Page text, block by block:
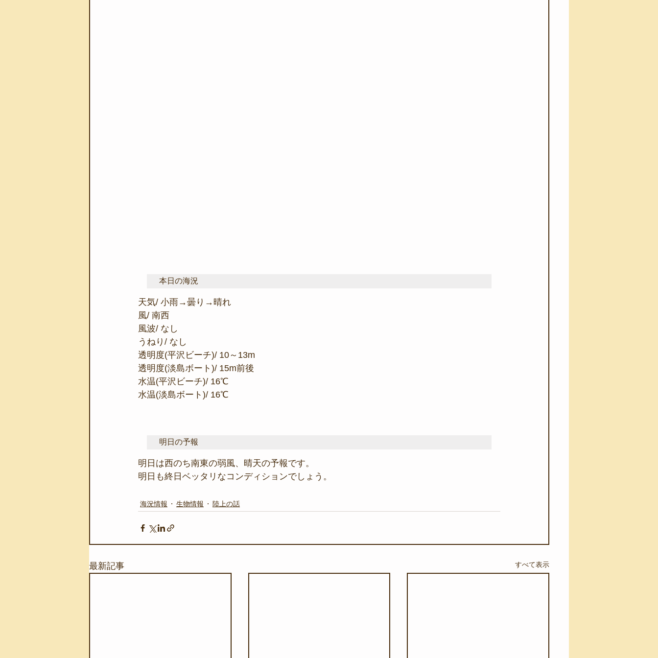
本日の海況
天気/ 小雨→曇り→晴れ
風/ 南西
風波/ なし
うねり/ なし
透明度(平沢ビーチ)/ 10～13m
透明度(淡島ボート)/ 15m前後
水温(平沢ビーチ)/ 16℃
水温(淡島ボート)/ 16℃
明日の予報
明日は西のち南東の弱風、晴天の予報です。
明日も終日ベッタリなコンディションでしょう。
海況情報 生物情報 陸上の話
最新記事 すべて表示